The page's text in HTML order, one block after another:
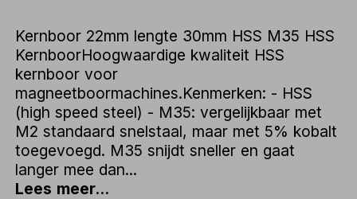
Kernboor 22mm lengte 30mm HSS M35 HSS
KernboorHoogwaardige kwaliteit HSS
kernboor voor
magneetboormachines.Kenmerken: - HSS
(high speed steel) - M35: vergelijkbaar met
M2 standaard snelstaal, maar met 5% kobalt
toegevoegd. M35 snijdt sneller en gaat
langer mee dan...
Lees meer...